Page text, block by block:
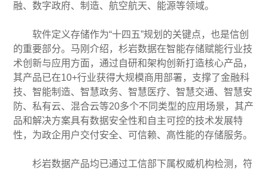
融、数字政府、制造、航空航天、能源等领域。
软件定义存储作为“十四五”规划的关键点，也是信创
的重要部分。马刚介绍，杉岩数据在智能存储赋能行业技
术创新与应用方面，通过自研和架构创新打造核心产品，
其产品已在10+行业获得大规模商用部署，支撑了金融科
技、智能制造、智慧政务、智慧医疗、智慧交通、智慧安
防、私有云、混合云等20多个不同类型的应用场景，其产
品和解决方案具有数据安全性和自主可控的技术发展特
性，为政企用户交付安全、可信赖、高性能的存储服务。
杉岩数据产品均已通过工信部下属权威机构检测，符